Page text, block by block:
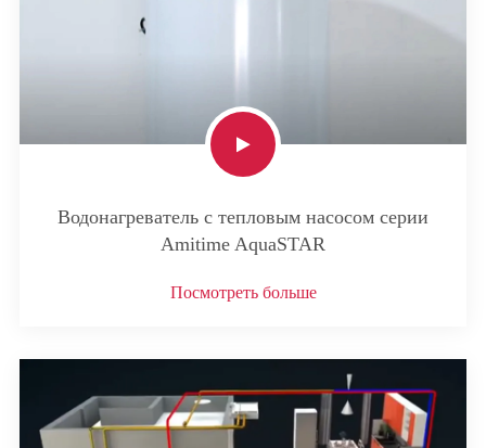
Водонагреватель с тепловым насосом серии
Amitime AquaSTAR
Посмотреть больше